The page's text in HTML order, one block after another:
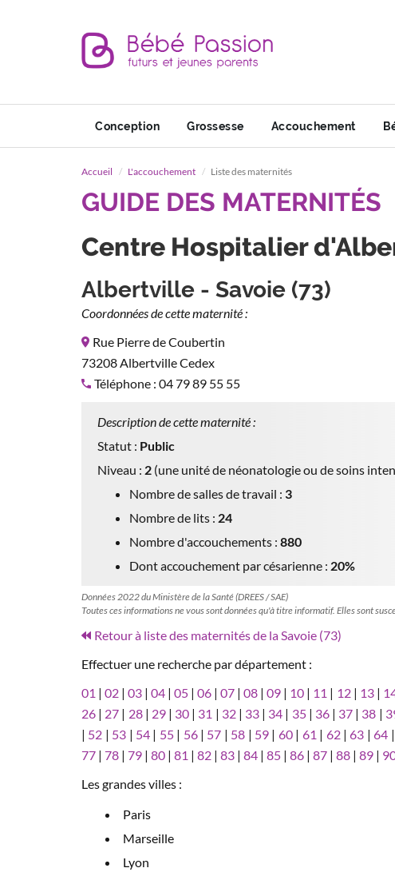
Conception Grossesse Accouchement
Accueil L'accouchement Liste des maternités
GUIDE DES MATERNITÉS
Centre Hospitalier
Albertville - Savoie (73)
Coordonnées de cette maternité :
Rue Pierre de Coubertin
73208 Albertville Cedex
Téléphone : 04 79 89 55 55
Description de cette maternité :
Statut : Public
Niveau : 2 (une unité de néonatologie ou de soins
Nombre de salles de travail : 3
Nombre de lits : 24
Nombre d'accouchements : 880
Dont accouchement par césarienne : 20%
Données 2022 du Ministère de la Santé (DREES / SAE)
Toutes ces informations ne vous sont données qu'à titre informatif. Elles sont
Retour à liste des maternités de la Savoie (73)
Effectuer une recherche par département :
01 |02 |03 |04 |05 |06 |07 |08 |09 | 10 | 11 | 12| 13|
26 | 27 | 28| 29| 30 | 31 | 32| 33| 34 | 35| 36| 37 | 38 |
| 52 | 53 | 54 | 55| 56| 57 | 58 | 59 | 60| 61 | 62|63 |64 |
77 | 78 | 79 | 80 | 81 | 82 | 83 | 84 | 85 | 86 | 87 | 88 | 89 |
Les grandes villes :
Paris
Marseille
Lyon